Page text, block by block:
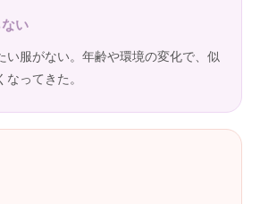
い
い服がない。年齢や環境の変化で、似
ってきた。